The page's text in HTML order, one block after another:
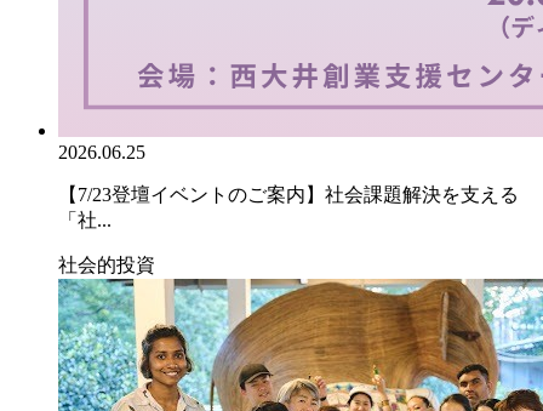
2026.06.25
【7/23登壇イベントのご案内】社会課題解決を支える
「社...
社会的投資